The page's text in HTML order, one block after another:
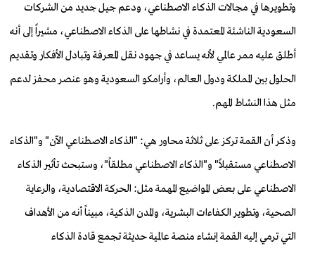
وتطويرها في مجالات الذكاء الاصطناعي، ودعم جيل جديد من الشركات
السعودية الناشئة المعتمدة في نشاطها على الذكاء الاصطناعي، مشيراً إلى أنه
أطلق عليه ممر عالمي لأنه يساعد في جهود نقل المعرفة وتبادل الأفكار وتقديم
الحلول بين المملكة ودول العالم، وأرامكو السعودية وهو عنصر محفز لدعم
مثل هذا النشاط المهم.
وذكر أن القمة تركز على ثلاثة محاور هي: "الذكاء الاصطناعي الآن" و"الذكاء
الاصطناعي مستقبلاً" و"الذكاء الاصطناعي مطلقاً"، وستبحث تأثير الذكاء
الاصطناعي على بعض المواضيع المهمة مثل: الحركة الاقتصادية، والرعاية
الصحية، وتطوير الكفاءات البشرية، والمدن الذكية، مبيناً أنه من الأهداف
التي ترمي إليه القمة إنشاء منصة عالمية حديثة تجمع قادة الذكاء